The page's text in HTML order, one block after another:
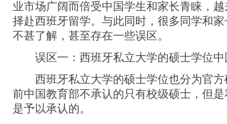
业市场广阔而倍受中国学生和家长青睐，
择赴西班牙留学。与此同时，很多同学和
不甚了解，甚至存在一些误区。
误区一：西班牙私立大学的硕士学位中
西班牙私立大学的硕士学位也分为官方
前中国教育部不承认的只有校级硕士，但
是予以承认的。